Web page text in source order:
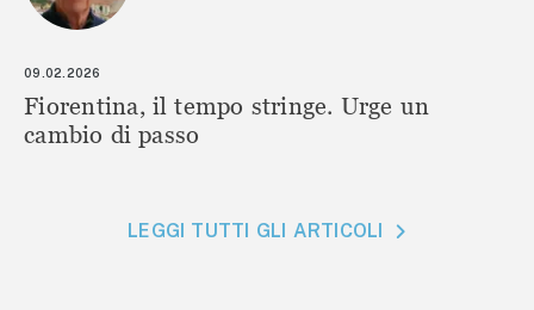
09.02.2026
Fiorentina, il tempo stringe. Urge un
cambio di passo
LEGGI TUTTI GLI ARTICOLI